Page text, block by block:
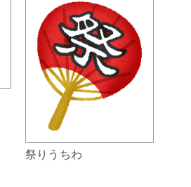
祭りうちわ